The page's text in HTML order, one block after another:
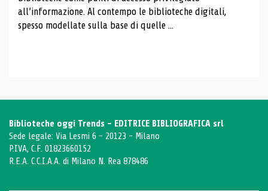
all’informazione. Al contempo le biblioteche digitali,
spesso modellate sulla base di quelle ...
Biblioteche oggi Trends - EDITRICE BIBLIOGRAFICA srl
Sede legale: Via Lesmi 6 - 20123 - Milano
P.IVA, C.F. 01823660152
R.E.A. C.C.I.A.A. di Milano N. Rea 878486